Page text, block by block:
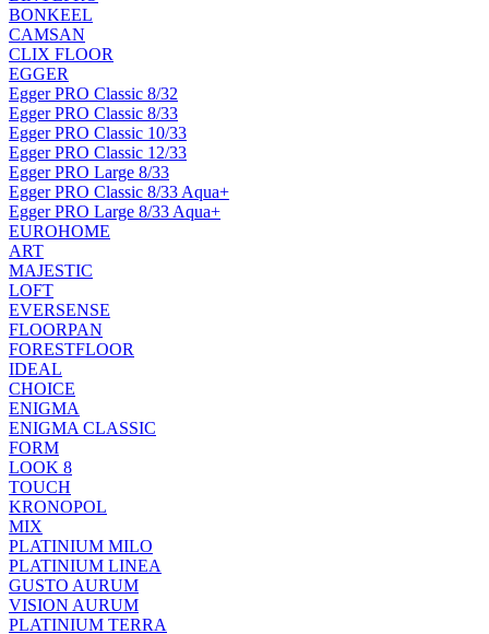
BONKEEL
CAMSAN
CLIX FLOOR
EGGER
Egger PRO Classic 8/32
Egger PRO Classic 8/33
Egger PRO Classic 10/33
Egger PRO Classic 12/33
Egger PRO Large 8/33
Egger PRO Classic 8/33 Aqua+
Egger PRO Large 8/33 Aqua+
EUROHOME
ART
MAJESTIC
LOFT
EVERSENSE
FLOORPAN
FORESTFLOOR
IDEAL
CHOICE
ENIGMA
ENIGMA CLASSIC
FORM
LOOK 8
TOUCH
KRONOPOL
MIX
PLATINIUM MILO
PLATINIUM LINEA
GUSTO AURUM
VISION AURUM
PLATINIUM TERRA